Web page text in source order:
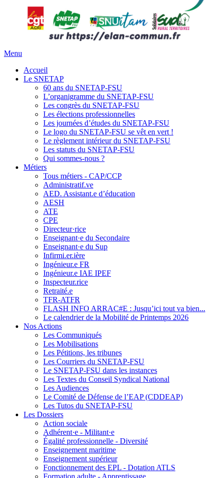
Menu
Accueil
Le SNETAP
60 ans du SNETAP-FSU
L’organigramme du SNETAP-FSU
Les congrès du SNETAP-FSU
Les élections professionnelles
Les journées d’études du SNETAP-FSU
Le logo du SNETAP-FSU se vêt en vert !
Le règlement intérieur du SNETAP-FSU
Les statuts du SNETAP-FSU
Qui sommes-nous ?
Métiers
Tous métiers - CAP/CCP
Administratif.ve
AED. Assistant.e d’éducation
AESH
ATE
CPE
Directeur·rice
Enseignant·e du Secondaire
Enseignant·e du Sup
Infirmi.er.ière
Ingénieur.e FR
Ingénieur.e IAE IPEF
Inspecteur.rice
Retraité.e
TFR-ATFR
FLASH INFO ARRAC#E : Jusqu’ici tout va bien...
Le calendrier de la Mobilité de Printemps 2026
Nos Actions
Les Communiqués
Les Mobilisations
Les Pétitions, les tribunes
Les Courriers du SNETAP-FSU
Le SNETAP-FSU dans les instances
Les Textes du Conseil Syndical National
Les Audiences
Le Comité de Défense de l’EAP (CDDEAP)
Les Tutos du SNETAP-FSU
Les Dossiers
Action sociale
Adhérent·e - Militant·e
Égalité professionnelle - Diversité
Enseignement maritime
Enseignement supérieur
Fonctionnement des EPL - Dotation ATLS
Formation adulte - Apprentissage